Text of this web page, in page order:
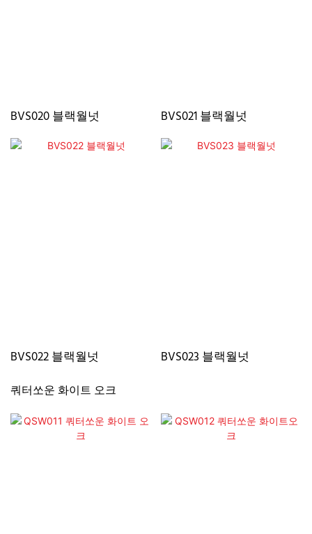
BVS020 블랙월넛 BVS021 블랙월넛
BVS022 블랙월넛 BVS023 블랙월넛
쿼터쏘운 화이트 오크